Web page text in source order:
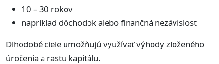
10 – 30 rokov
napríklad dôchodok alebo finančná nezávislosť
Dlhodobé ciele umožňujú využívať výhody zloženého
úročenia a rastu kapitálu.